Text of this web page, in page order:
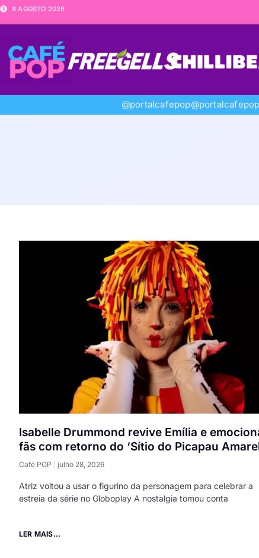
8 AGOSTO 2026
@portalcafepop@portalcafepop
Isabelle Drummond revive Emília e
fãs com retorno do ‘Sítio do Picapau
Café POP julho 28, 2026
Atriz voltou a usar o figurino da personagem para celebrar a
estreia da série no Globoplay A nostalgia tomou conta
LER MAIS...